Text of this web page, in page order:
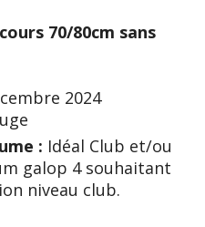
70/80cm sans
2024
: Idéal Club et/ou
galop 4 souhaitant
niveau club.